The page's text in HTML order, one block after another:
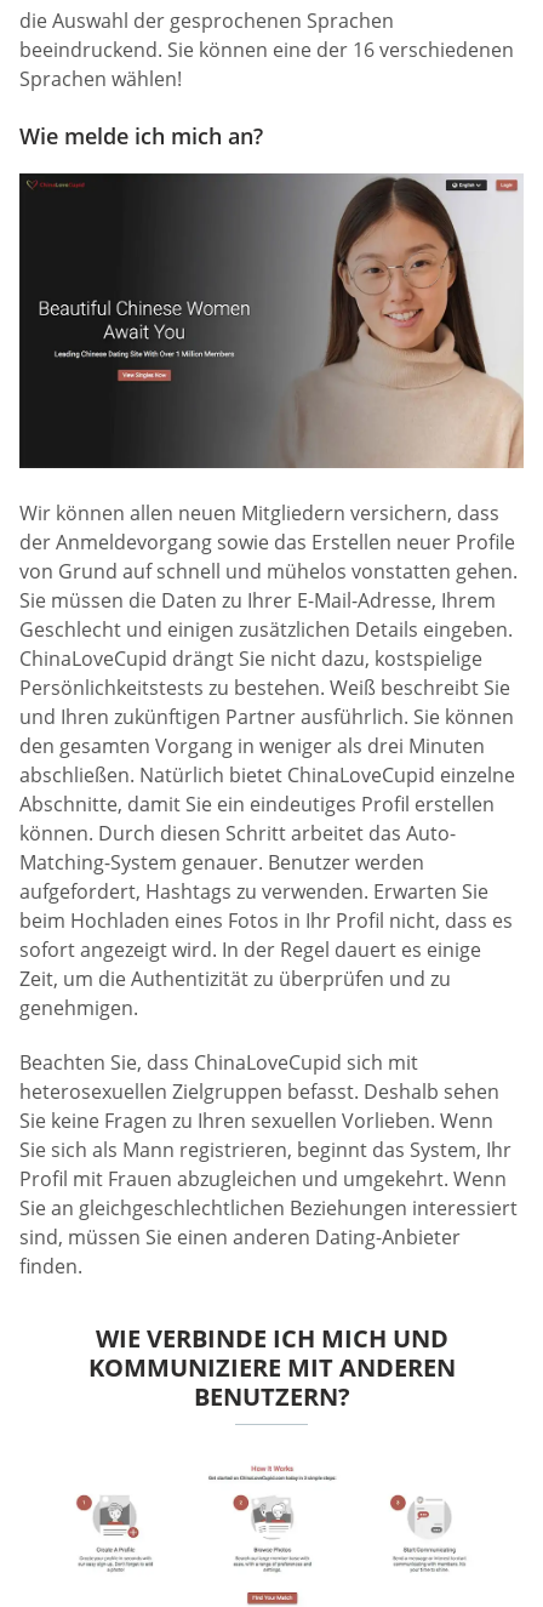
die Auswahl der gesprochenen Sprachen
beeindruckend. Sie können eine der 16 verschiedenen
Sprachen wählen!
Wie melde ich mich an?
Wir können allen neuen Mitgliedern versichern, dass
der Anmeldevorgang sowie das Erstellen neuer Profile
von Grund auf schnell und mühelos vonstatten gehen.
Sie müssen die Daten zu Ihrer E-Mail-Adresse, Ihrem
Geschlecht und einigen zusätzlichen Details eingeben.
ChinaLoveCupid drängt Sie nicht dazu, kostspielige
Persönlichkeitstests zu bestehen. Weiß beschreibt Sie
und Ihren zukünftigen Partner ausführlich. Sie können
den gesamten Vorgang in weniger als drei Minuten
abschließen. Natürlich bietet ChinaLoveCupid einzelne
Abschnitte, damit Sie ein eindeutiges Profil erstellen
können. Durch diesen Schritt arbeitet das Auto-
Matching-System genauer. Benutzer werden
aufgefordert, Hashtags zu verwenden. Erwarten Sie
beim Hochladen eines Fotos in Ihr Profil nicht, dass es
sofort angezeigt wird. In der Regel dauert es einige
Zeit, um die Authentizität zu überprüfen und zu
genehmigen.
Beachten Sie, dass ChinaLoveCupid sich mit
heterosexuellen Zielgruppen befasst. Deshalb sehen
Sie keine Fragen zu Ihren sexuellen Vorlieben. Wenn
Sie sich als Mann registrieren, beginnt das System, Ihr
Profil mit Frauen abzugleichen und umgekehrt. Wenn
Sie an gleichgeschlechtlichen Beziehungen interessiert
sind, müssen Sie einen anderen Dating-Anbieter
finden.
WIE VERBINDE ICH MICH UND
KOMMUNIZIERE MIT ANDEREN
BENUTZERN?